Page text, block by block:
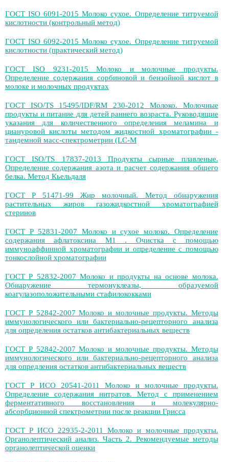
ГОСТ ISO 6091-2015 Молоко сухое. Определение титруемой
кислотности (контрольный метод)
ГОСТ ISO 6092-2015 Молоко сухое. Определение титруемой
кислотности (практический метод)
ГОСТ ISO 9231-2015 Молоко и молочные продукты.
Определение содержания сорбиновой и бензойной кислот в
молоке и молочных продуктах
ГОСТ ISO/TS 15495/IDF/RM 230-2012 Молоко. Молочные
продукты и питание для детей раннего возраста. Руководящие
указания для количественного определения меламина и
циануровой кислоты методом жидкостной хроматографии -
тандемной масс-спектрометрии (LC-M
ГОСТ ISO/TS 17837-2013 Продукты сырные плавленые.
Определение содержания азота и расчет содержания общего
белка. Метод Кьельдаля
ГОСТ Р 51471-99 Жир молочный. Метод обнаружения
растительных жиров газожидкостной хроматографией
стеринов
ГОСТ Р 52831-2007 Молоко и сухое молоко. Определение
содержания афлатоксина М1 . Очистка с помощью
иммуноаффинной хроматографии и определение с помощью
тонкослойной хроматографии
ГОСТ Р 52832-2007 Молоко и продукты на основе молока.
Обнаружение термонуклеазы, образуемой
коагулазоположительными стафилококками
ГОСТ Р 52842-2007 Молоко и молочные продукты. Методы
иммунологического или бактериально-рецепторного анализа
для определения остатков антибактериальных веществ
ГОСТ Р 52842-2007 Молоко и молочные продукты. Методы
иммунологического или бактериально-рецепторного анализа
для опредления остатков антибактериальных веществ
ГОСТ Р ИСО 20541-2011 Молоко и молочные продукты.
Определение содержания нитратов. Метод с применением
ферментативного восстановления и молекулярно-
абсорбционной спектрометрии после реакции Грисса
ГОСТ Р ИСО 22935-2-2011 Молоко и молочные продукты.
Органолептический анализ. Часть 2. Рекомендуемые методы
органолептической оценки